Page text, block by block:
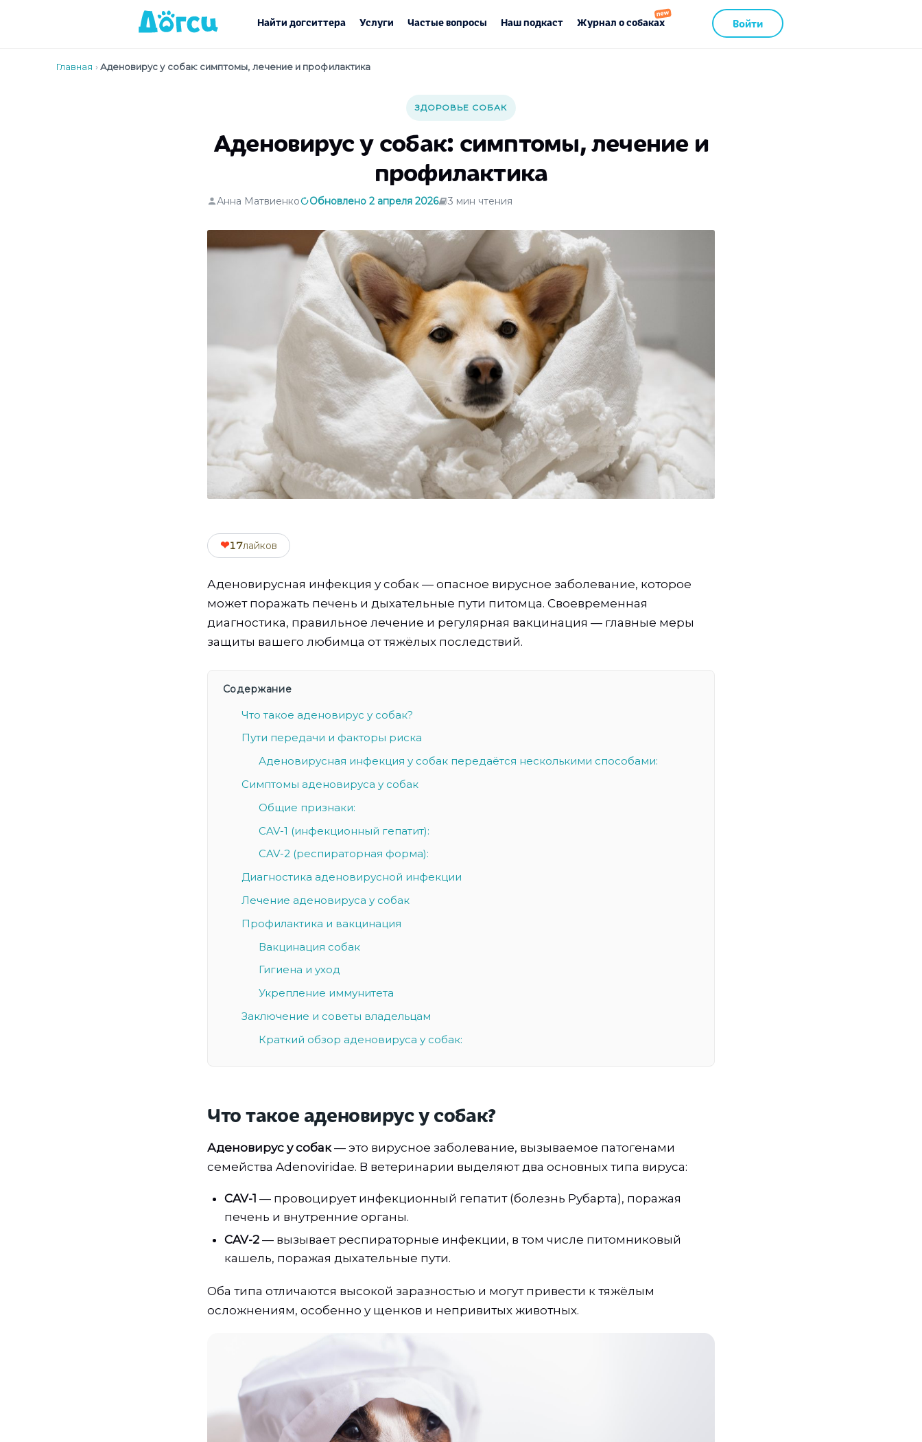
Найти догситтера Услуги Частые вопросы Наш подкаст Журнал о собаках Войти
Главная › Аденовирус у собак: симптомы, лечение и профилактика
ЗДОРОВЬЕ СОБАК
Аденовирус у собак: симптомы, лечение и
профилактика
Анна Матвиенко Обновлено 2 апреля 2026 3 мин чтения
❤17лайков
Аденовирусная инфекция у собак — опасное вирусное заболевание, которое
может поражать печень и дыхательные пути питомца. Своевременная
диагностика, правильное лечение и регулярная вакцинация — главные меры
защиты вашего любимца от тяжёлых последствий.
Содержание
Что такое аденовирус у собак?
Пути передачи и факторы риска
Аденовирусная инфекция у собак передаётся несколькими способами:
Симптомы аденовируса у собак
Общие признаки:
CAV-1 (инфекционный гепатит):
CAV-2 (респираторная форма):
Диагностика аденовирусной инфекции
Лечение аденовируса у собак
Профилактика и вакцинация
Вакцинация собак
Гигиена и уход
Укрепление иммунитета
Заключение и советы владельцам
Краткий обзор аденовируса у собак:
Что такое аденовирус у собак?
Аденовирус у собак— это вирусное заболевание, вызываемое патогенами
семейства Adenoviridae. В ветеринарии выделяют два основных типа вируса:
CAV-1 — провоцирует инфекционный гепатит (болезнь Рубарта), поражая
печень и внутренние органы.
CAV-2 — вызывает респираторные инфекции, в том числе питомниковый
кашель, поражая дыхательные пути.
Оба типа отличаются высокой заразностью и могут привести к тяжёлым
осложнениям, особенно у щенков и непривитых животных.